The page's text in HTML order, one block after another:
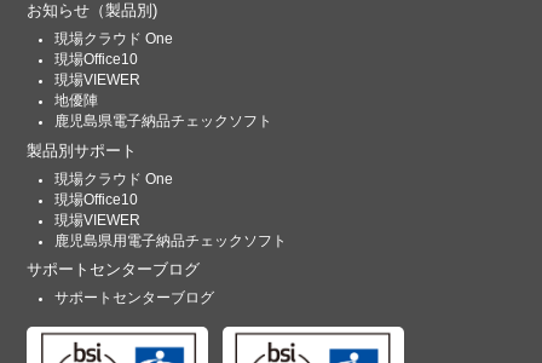
お知らせ （製品別)
現場クラウド One
現場Office10
現場VIEWER
地優陣
鹿児島県電子納品チェックソフト
製品別サポート
現場クラウド One
現場Office10
現場VIEWER
鹿児島県用電子納品チェックソフト
サポートセンターブログ
サポートセンターブログ